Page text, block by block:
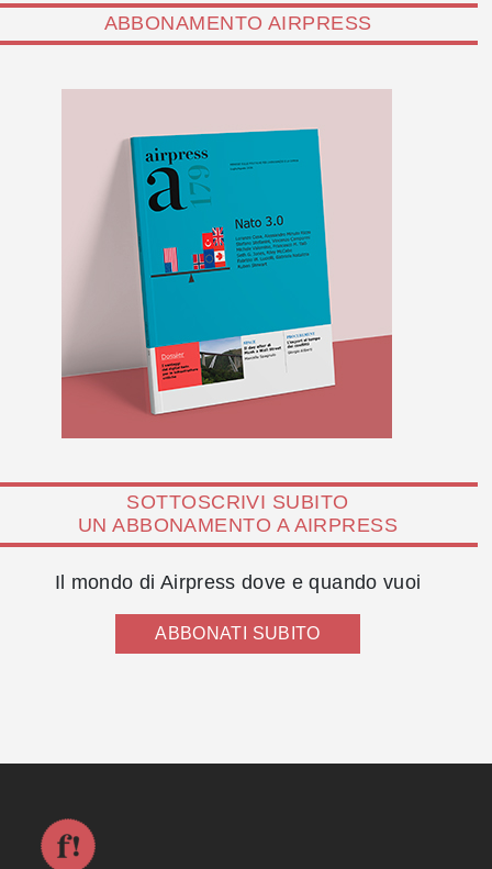
ABBONAMENTO AIRPRESS
SOTTOSCRIVI SUBITO
UN ABBONAMENTO A AIRPRESS
Il mondo di Airpress dove e quando vuoi
ABBONATI SUBITO